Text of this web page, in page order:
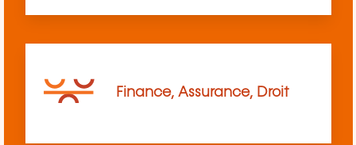
Finance, Assurance, Droit